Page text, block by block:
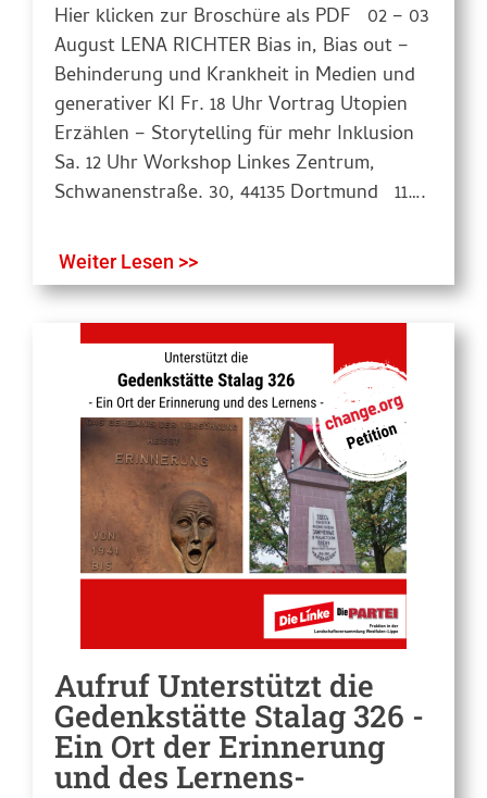
Hier klicken zur Broschüre als PDF 02 – 03
August LENA RICHTER Bias in, Bias out –
Behinderung und Krankheit in Medien und
generativer KI Fr. 18 Uhr Vortrag Utopien
Erzählen – Storytelling für mehr Inklusion
Sa. 12 Uhr Workshop Linkes Zentrum,
Schwanenstraße. 30, 44135 Dortmund 11….
Weiter Lesen >>
Aufruf Unterstützt die
Gedenkstätte Stalag 326 -
Ein Ort der Erinnerung
und des Lernens-